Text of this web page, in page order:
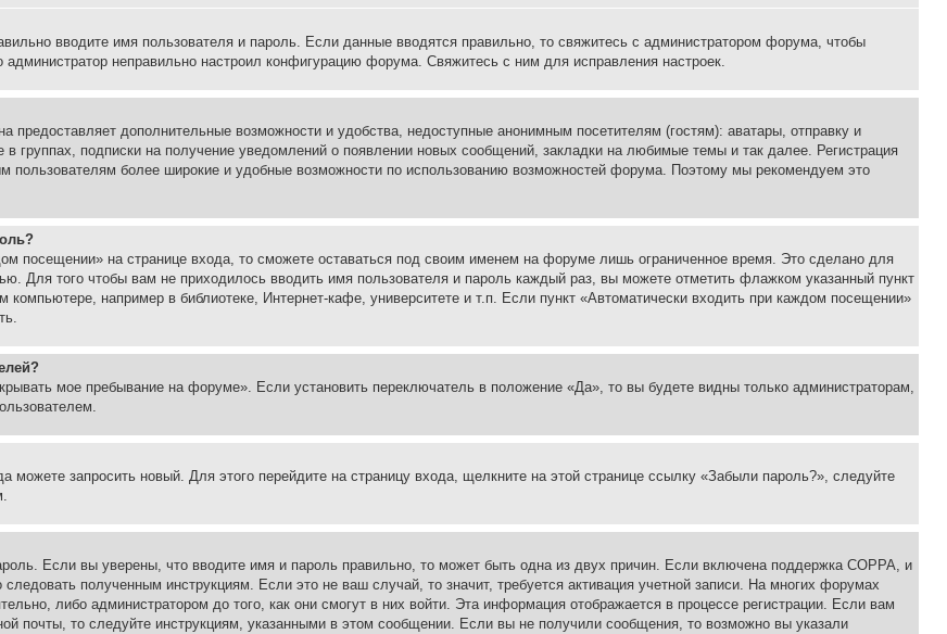
вводите имя пользователя и пароль. Если данные вводятся правильно, то свяжитесь с администратором форума, чтобы
неправильно настроил конфигурацию форума. Свяжитесь с ним для исправления настроек.
предоставляет дополнительные возможности и удобства, недоступные анонимным посетителям (гостям): аватары, отправку и
группах, подписки на получение уведомлений о появлении новых сообщений, закладки на любимые темы и так далее. Регистрация
пользователям более широкие и удобные возможности по использованию возможностей форума. Поэтому мы рекомендуем это
посещении» на странице входа, то сможете оставаться под своим именем на форуме лишь ограниченное время. Это сделано для
Для того чтобы вам не приходилось вводить имя пользователя и пароль каждый раз, вы можете отметить флажком указанный пункт
например в библиотеке, Интернет-кафе, университете и т.п. Если пункт «Автоматически входить при каждом посещении»
мое пребывание на форуме». Если установить переключатель в положение «Да», то вы будете видны только администраторам,
можете запросить новый. Для этого перейдите на страницу входа, щелкните на этой странице ссылку «Забыли пароль?», следуйте
Если вы уверены, что вводите имя и пароль правильно, то может быть одна из двух причин. Если включена поддержка COPPA, и
полученным инструкциям. Если это не ваш случай, то значит, требуется активация учетной записи. На многих форумах
либо администратором до того, как они смогут в них войти. Эта информация отображается в процессе регистрации. Если вам
почты, то следуйте инструкциям, указанными в этом сообщении. Если вы не получили сообщения, то возможно вы указали